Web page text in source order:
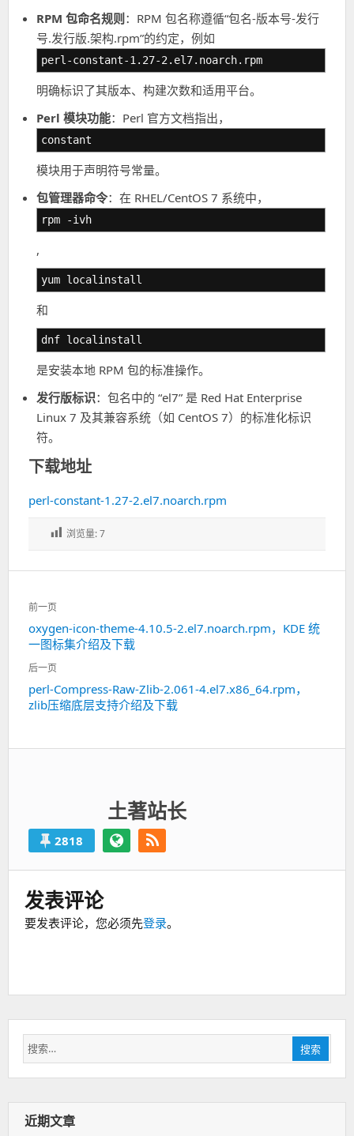
RPM 包命名规则：RPM 包名称遵循“包名-版本号-发行
号.发行版.架构.rpm”的约定，例如
perl-constant-1.27-2.el7.noarch.rpm
明确标识了其版本、构建次数和适用平台。
Perl 模块功能：Perl 官方文档指出，
constant
模块用于声明符号常量。
包管理器命令：在 RHEL/CentOS 7 系统中，
rpm -ivh
,
yum localinstall
和
dnf localinstall
是安装本地 RPM 包的标准操作。
发行版标识：包名中的 “el7” 是 Red Hat Enterprise
Linux 7 及其兼容系统（如 CentOS 7）的标准化标识
符。
下载地址
perl-constant-1.27-2.el7.noarch.rpm
浏览量:7
文
章
导
航
前一页
上
一
篇：
oxygen-icon-theme-4.10.5-2.el7.noarch.rpm，KDE 统
一图标集介绍及下载
后一页
下
一
perl-Compress-Raw-Zlib-2.061-4.el7.x86_64.rpm，
zlib压缩底层支持介绍及下载
土著站长
2818
发表评论
要发表评论，您必须先登录。
搜
索：
搜索
近期文章